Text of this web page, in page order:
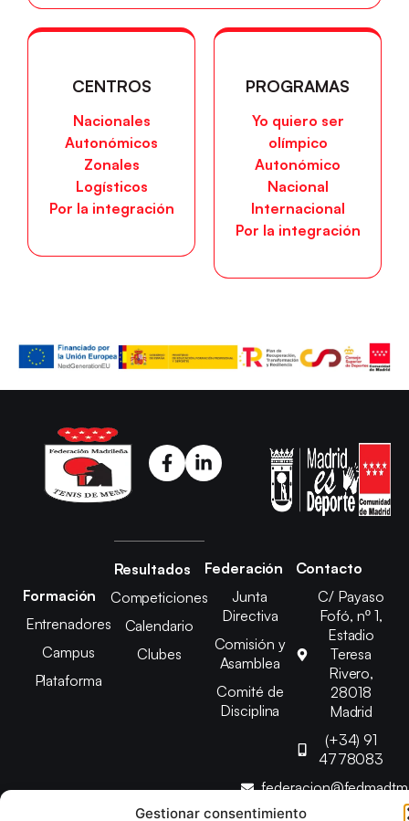
Gestionar consentimiento
CENTROS
Nacionales
Autonómicos
Zonales
Logísticos
Por la integración
PROGRAMAS
Yo quiero ser
olímpico
Autonómico
Nacional
Internacional
Por la integración
Formación
Entrenadores
Campus
Plataforma
Resultados
Competiciones
Calendario
Clubes
Federación
Junta
Directiva
Comisión y
Asamblea
Comité de
Disciplina
Contacto
C/ Payaso
Fofó, nº 1,
Estadio
Teresa
Rivero,
28018
Madrid
(+34) 91
4778083